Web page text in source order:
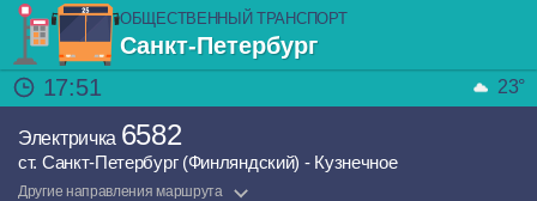
ОБЩЕСТВЕННЫЙ ТРАНСПОРТ
Санкт-Петербург
17:51
23°
Электричка 6582
ст. Санкт-Петербург (Финляндский) - Кузнечное
Другие направления маршрута